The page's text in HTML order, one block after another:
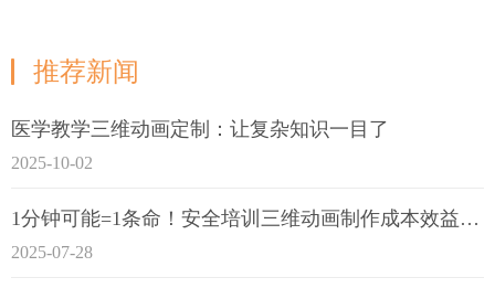
推荐新闻
医学教学三维动画定制：让复杂知识一目了
2025-10-02
1分钟可能=1条命！安全培训三维动画制作成本效益深度拆解
2025-07-28